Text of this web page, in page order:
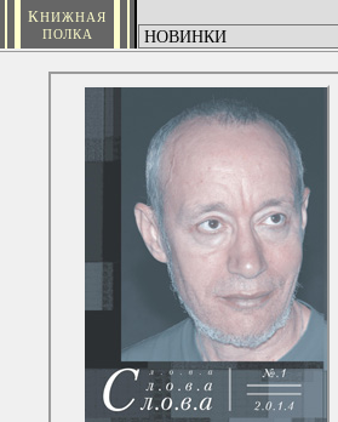
КНИЖНАЯ
ПОЛКА